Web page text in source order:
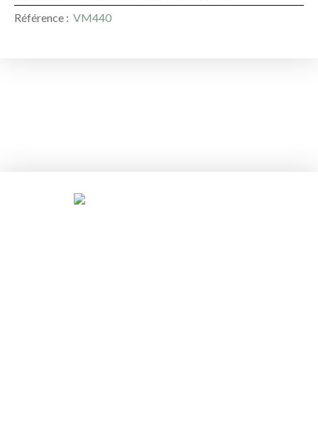
Référence : VM440